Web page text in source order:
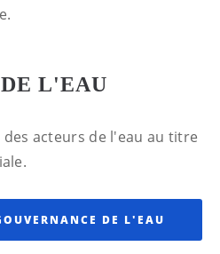
L'EAU
acteurs de l'eau au titre
DE L'EAU